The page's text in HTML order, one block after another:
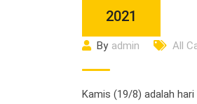
2021
By admin All
Kamis (19/8) adalah